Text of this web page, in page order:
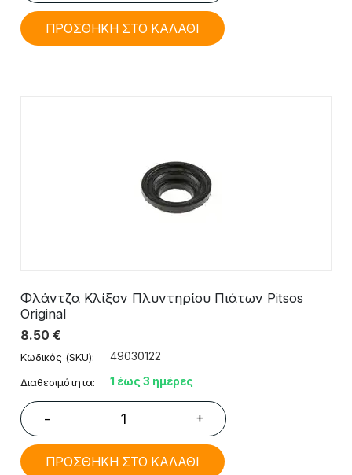
ΠΡΟΣΘΗΚΗ ΣΤΟ ΚΑΛΑΘΙ
Φλάντζα Κλίξον Πλυντηρίου Πιάτων Pitsos
Original
8.50 €
Κωδικός (SKU): 49030122
Διαθεσιμότητα: 1 έως 3 ημέρες
− +
ΠΡΟΣΘΗΚΗ ΣΤΟ ΚΑΛΑΘΙ